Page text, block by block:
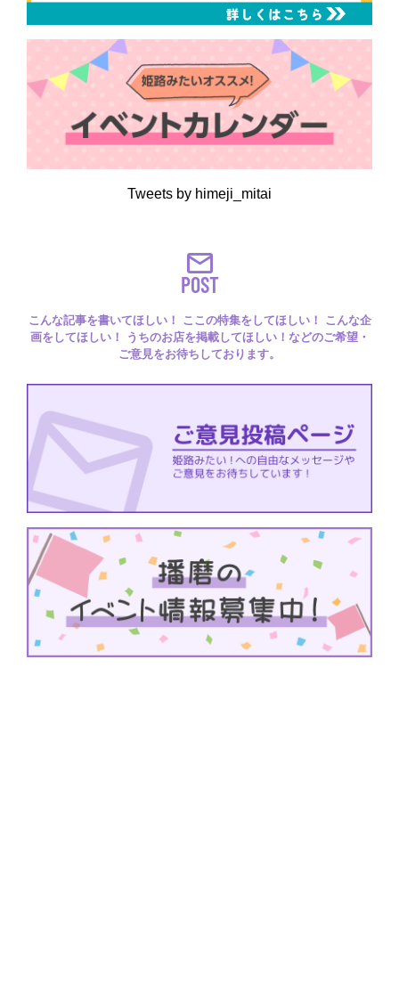
Tweets by himeji_mitai
POST
こんな記事を書いてほしい！ ここの特集をしてほしい！ こんな企
画をしてほしい！ うちのお店を掲載してほしい！などのご希望・
ご意見をお待ちしております。